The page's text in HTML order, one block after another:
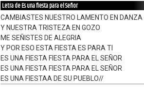
Letra de Es una fiesta para el Señor
CAMBIASTES NUESTRO LAMENTO EN DANZA
Y NUESTRA TRISTEZA EN GOZO
ME SEÑISTES DE ALEGRIA
Y POR ESO ESTA FIESTA ES PARA TI
ES UNA FIESTA FIESTA PARA EL SEÑOR
ES UNA FIESTA FIESTA PARA EL SEÑOR
ES UNA FIESTAA DE SU PUEBLO//